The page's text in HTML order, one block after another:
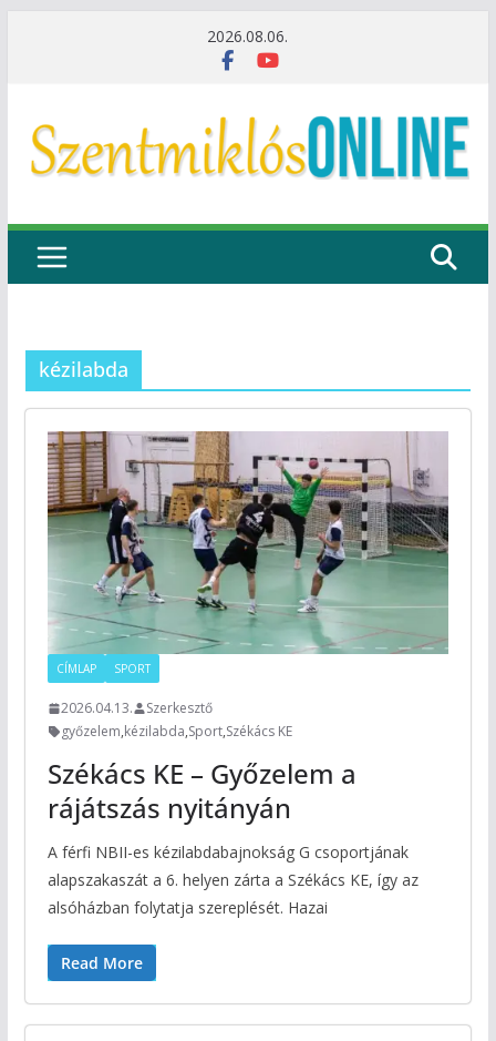
2026.08.06.
kézilabda
CÍMLAP SPORT
2026.04.13.
Szerkesztő
győzelem,kézilabda,Sport,Székács KE
Székács KE – Győzelem a
rájátszás nyitányán
A férfi NBII-es kézilabdabajnokság G csoportjának
alapszakaszát a 6. helyen zárta a Székács KE, így az
alsóházban folytatja szereplését. Hazai
Read More